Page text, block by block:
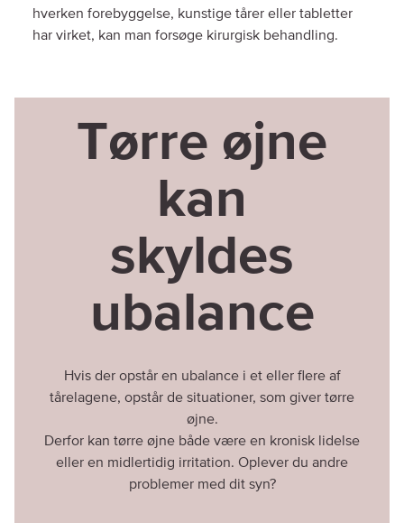
hverken forebyggelse, kunstige tårer eller tabletter
har virket, kan man forsøge kirurgisk behandling.
Tørre øjne
kan
skyldes
ubalance
Hvis der opstår en ubalance i et eller flere af
tårelagene, opstår de situationer, som giver tørre
øjne.
Derfor kan tørre øjne både være en kronisk lidelse
eller en midlertidig irritation. Oplever du andre
problemer med dit syn?